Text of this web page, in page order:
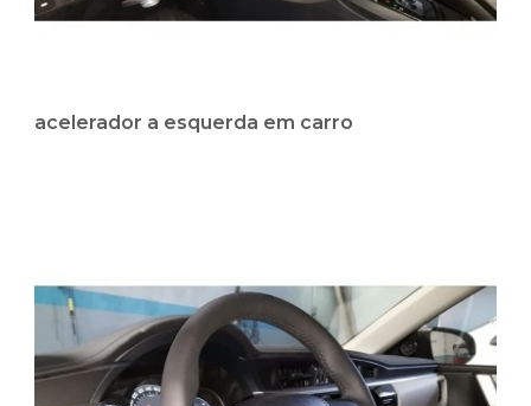
acelerador a esquerda em carro